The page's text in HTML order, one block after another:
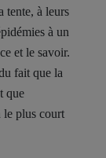
tente, à leurs
à un
et le savoir.
fait que la
que
le plus court